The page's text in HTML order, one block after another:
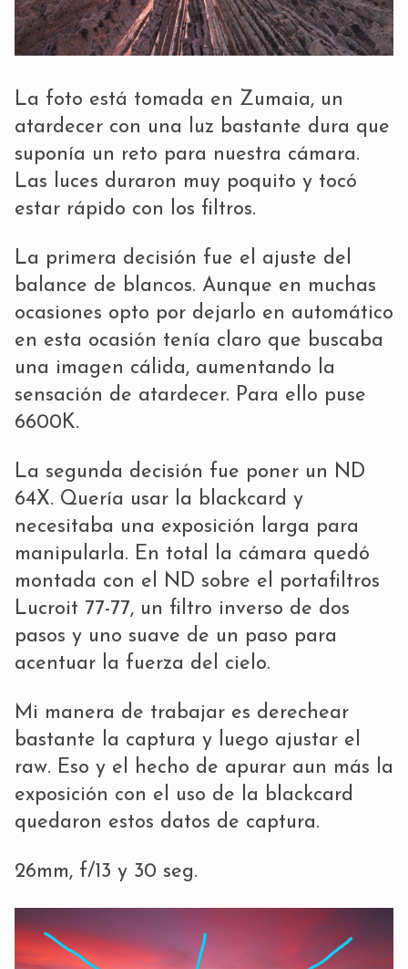
La foto está tomada en Zumaia, un
atardecer con una luz bastante dura que
suponía un reto para nuestra cámara.
Las luces duraron muy poquito y tocó
estar rápido con los filtros.
La primera decisión fue el ajuste del
balance de blancos. Aunque en muchas
ocasiones opto por dejarlo en automático
en esta ocasión tenía claro que buscaba
una imagen cálida, aumentando la
sensación de atardecer. Para ello puse
6600K.
La segunda decisión fue poner un ND
64X. Quería usar la blackcard y
necesitaba una exposición larga para
manipularla. En total la cámara quedó
montada con el ND sobre el portafiltros
Lucroit 77-77, un filtro inverso de dos
pasos y uno suave de un paso para
acentuar la fuerza del cielo.
Mi manera de trabajar es derechear
bastante la captura y luego ajustar el
raw. Eso y el hecho de apurar aun más la
exposición con el uso de la blackcard
quedaron estos datos de captura.
26mm, f/13 y 30 seg.